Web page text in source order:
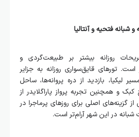
شبانه فتحیه و آنتالیا
روزانه بیشتر بر طبیعت‌گردی و
تورهای قایق‌سواری روزانه به جزایر
لیکیا، بازدید از دره پروانه‌ها، ساحل
و همچنین تجربه پرواز پاراگلایدر از
از گزینه‌های اصلی برای روزهای پرماجرا در
در این شهر آرام‌تر است.